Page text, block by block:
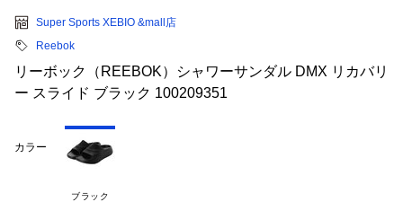
Super Sports XEBIO &mall店
Reebok
リーボック（REEBOK）シャワーサンダル DMX リカバリ
ー スライド ブラック 100209351
カラー
ブラック